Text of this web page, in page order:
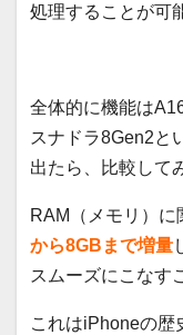
処理することが可
全体的に機能は
スナドラ8Gen2と
出たら、比較して
RAM（メモリ）に
から8GBまで増量
スムーズにこなす
これはiPhoneの歴